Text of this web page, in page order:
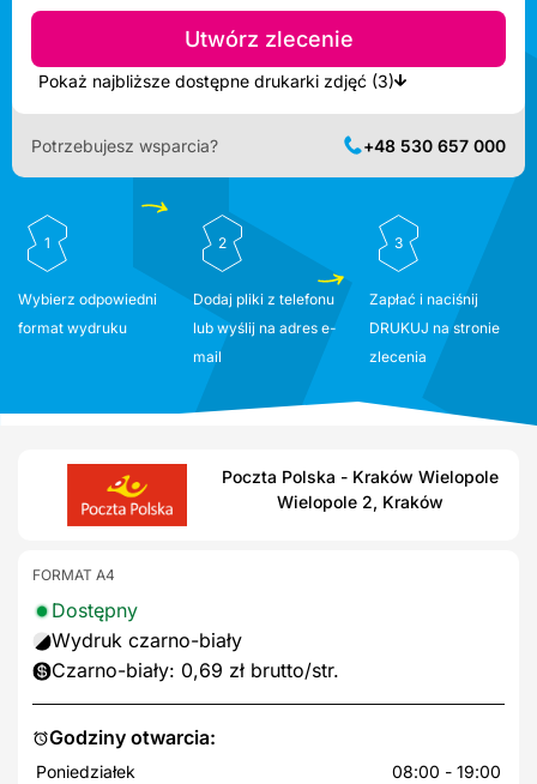
Utwórz zlecenie
Pokaż najbliższe dostępne drukarki zdjęć (3)
Potrzebujesz wsparcia? +48 530 657 000
1
Wybierz odpowiedni
format wydruku
2
Dodaj pliki z telefonu
lub wyślij na adres e-
mail
3
Zapłać i naciśnij
DRUKUJ na stronie
zlecenia
Poczta Polska - Kraków Wielopole
Wielopole 2, Kraków
Godziny otwarcia:
Poniedziałek
08:00 - 19:00
FORMAT A4
Dostępny
Wydruk czarno-biały
Czarno-biały: 0,69 zł brutto/str.